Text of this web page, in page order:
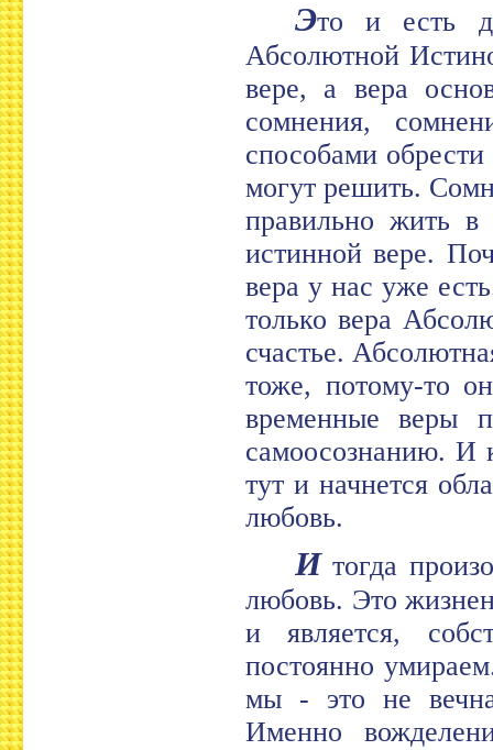
Это и есть
Абсолютной
вере, а вера
сомнения,
способами обрести
могут решить.
правильно жить
истинной вере.
вера у нас уже
только вера
счастье.
тоже, потому-то
временные веры
самоосознанию. И
тут и начнется
любовь.
Итогда
любовь. Это
и является,
постоянно
мы - это не
Именно